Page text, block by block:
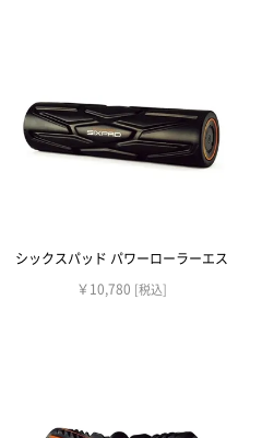
シックスパッド パワーローラーエス
￥10,780 [税込]